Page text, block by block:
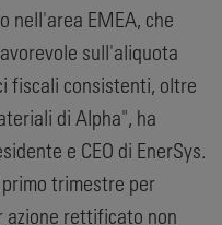
nell'area EMEA, che
sull'aliquota
fiscali consistenti, oltre
di Alpha", ha
e CEO di EnerSys.
trimestre per
rettificato non